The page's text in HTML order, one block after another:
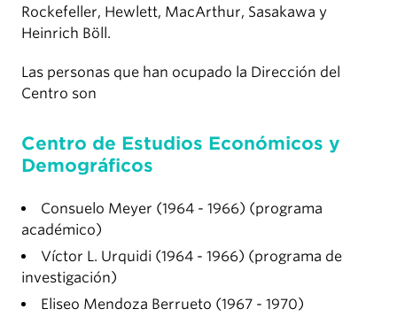
Rockefeller, Hewlett, MacArthur, Sasakawa y
Heinrich Böll.
Las personas que han ocupado la Dirección del
Centro son
Centro de Estudios Económicos y
Demográficos
Consuelo Meyer (1964 - 1966) (programa
académico)
Víctor L. Urquidi (1964 - 1966) (programa de
investigación)
Eliseo Mendoza Berrueto (1967 - 1970)